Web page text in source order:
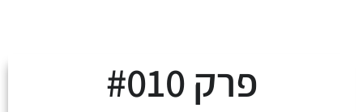
פרק #010